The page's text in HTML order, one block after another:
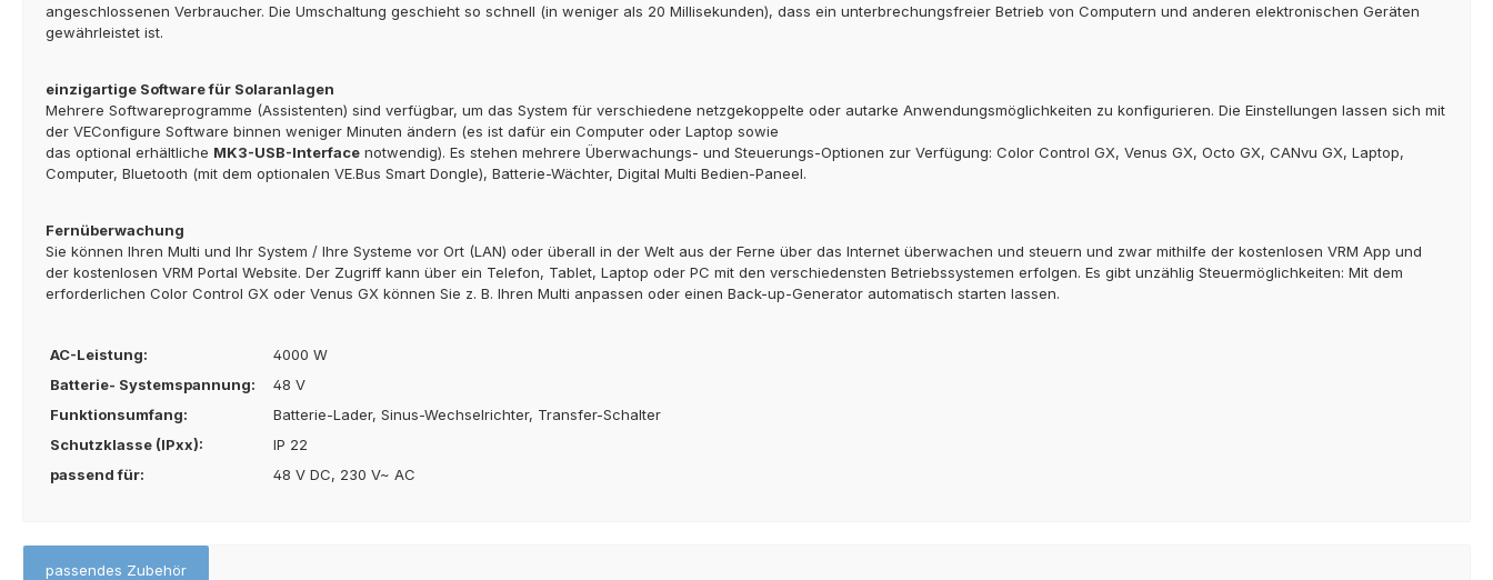
angeschlossenen Verbraucher. Die Umschaltung geschieht so schnell (in weniger als 20 Millisekunden), dass ein unterbrechungsfreier Betrieb von Computern und anderen elektronischen Geräten
gewährleistet ist.
einzigartige Software für Solaranlagen
Mehrere Softwareprogramme (Assistenten) sind verfügbar, um das System für verschiedene netzgekoppelte oder autarke Anwendungsmöglichkeiten zu konfigurieren. Die Einstellungen lassen sich mit
der VEConfigure Software binnen weniger Minuten ändern (es ist dafür ein Computer oder Laptop sowie
das optional erhältliche MK3-USB-Interface notwendig). Es stehen mehrere Überwachungs- und Steuerungs-Optionen zur Verfügung: Color Control GX, Venus GX, Octo GX, CANvu GX, Laptop,
Computer, Bluetooth (mit dem optionalen VE.Bus Smart Dongle), Batterie-Wächter, Digital Multi Bedien-Paneel.
Fernüberwachung
Sie können Ihren Multi und Ihr System / Ihre Systeme vor Ort (LAN) oder überall in der Welt aus der Ferne über das Internet überwachen und steuern und zwar mithilfe der kostenlosen VRM App und
der kostenlosen VRM Portal Website. Der Zugriff kann über ein Telefon, Tablet, Laptop oder PC mit den verschiedensten Betriebssystemen erfolgen. Es gibt unzählig Steuermöglichkeiten: Mit dem
erforderlichen Color Control GX oder Venus GX können Sie z. B. Ihren Multi anpassen oder einen Back-up-Generator automatisch starten lassen.
AC-Leistung:
4000 W
Batterie- Systemspannung:
48 V
Funktionsumfang:
Batterie-Lader, Sinus-Wechselrichter, Transfer-Schalter
Schutzklasse (IPxx):
IP 22
passend für:
48 V DC, 230 V~ AC
passendes Zubehör